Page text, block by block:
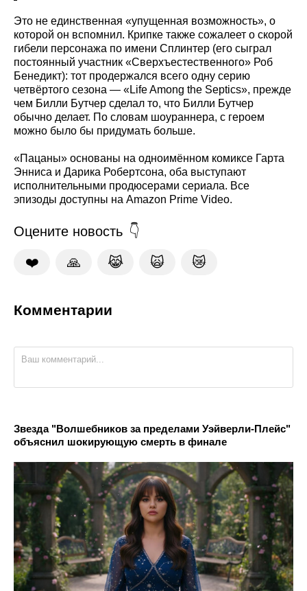
Это не единственная «упущенная возможность», о
которой он вспомнил. Крипке также сожалеет о скорой
гибели персонажа по имени Сплинтер (его сыграл
постоянный участник «Сверхъестественного» Роб
Бенедикт): тот продержался всего одну серию
четвёртого сезона — «Life Among the Septics», прежде
чем Билли Бутчер сделал то, что Билли Бутчер
обычно делает. По словам шоураннера, с героем
можно было бы придумать больше.
«Пацаны» основаны на одноимённом комиксе Гарта
Энниса и Дарика Робертсона, оба выступают
исполнительными продюсерами сериала. Все
эпизоды доступны на Amazon Prime Video.
Оцените новость
❤️ 🙏 😹 🙀 😿
Комментарии
Звезда "Волшебников за пределами Уэйверли-Плейс"
объяснил шокирующую смерть в финале